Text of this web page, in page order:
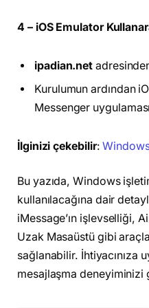
4 – iOS Emulator
ipadian.net
Kurulumun ardından
Messenger
İlginizi çekebilir:
Bu yazıda, Windows
kullanılacağına dair
iMessage’ın işlevselliği,
Uzak Masaüstü gibi
sağlanabilir. İhtiyacınıza
mesajlaşma